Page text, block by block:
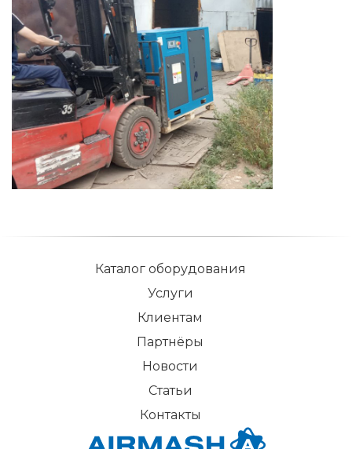
Каталог оборудования
Услуги
Клиентам
Партнёры
Новости
Статьи
Контакты